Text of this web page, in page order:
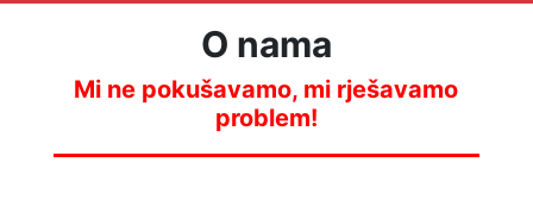
O nama
Mi ne pokušavamo, mi rješavamo
problem!